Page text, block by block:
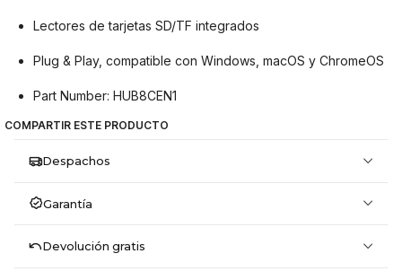
Lectores de tarjetas SD/TF integrados
Plug & Play, compatible con Windows, macOS y ChromeOS
Part Number: HUB8CEN1
COMPARTIR ESTE PRODUCTO
Despachos
Garantía
Devolución gratis